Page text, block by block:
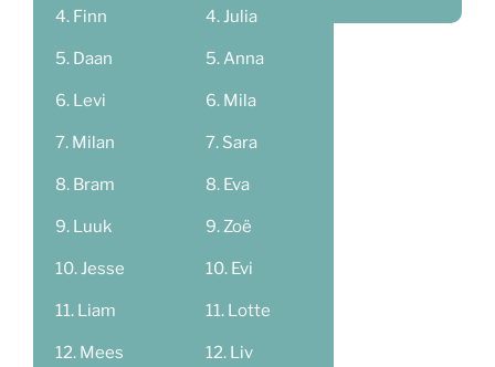
Finn
Daan
Levi
Milan
Bram
Luuk
Jesse
Liam
Mees
Julia
Anna
Mila
Sara
Eva
Zoë
Evi
Lotte
Liv